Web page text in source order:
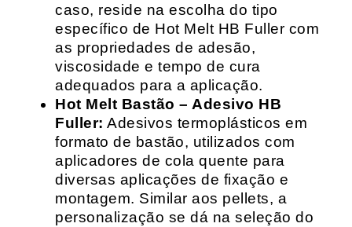
caso, reside na escolha do tipo
específico de Hot Melt HB Fuller com
as propriedades de adesão,
viscosidade e tempo de cura
adequados para a aplicação.
Hot Melt Bastão – Adesivo HB
Fuller: Adesivos termoplásticos em
formato de bastão, utilizados com
aplicadores de cola quente para
diversas aplicações de fixação e
montagem. Similar aos pellets, a
personalização se dá na seleção do